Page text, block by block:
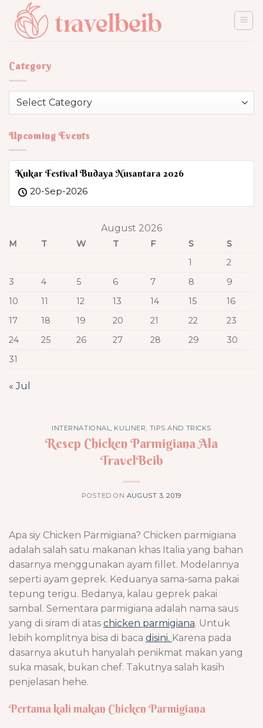
content
INTERNATIONAL, KULINER, TIPS AND TRICKS
Resep Chicken Parmigiana Ala
TravelBeib
POSTED ON AUGUST 3, 2019
Apa siy Chicken Parmigiana? Chicken parmigiana
adalah salah satu makanan khas Italia yang bahan
dasarnya menggunakan ayam fillet. Modelannya
seperti ayam geprek. Keduanya sama-sama pakai
tepung terigu. Bedanya, kalau geprek pakai
sambal. Sementara parmigiana adalah nama saus
yang di siram di atas chicken parmigiana. Untuk
lebih komplitnya bisa di baca disini. Karena pada
dasarnya akutuh hanyalah penikmat makan yang
suka masak, bukan chef. Takutnya salah kasih
penjelasan hehe.
Pertama kali makan Chicken Parmigiana
Category
Category
Upcoming Events
Kukar Festival Budaya Nusantara 2026
20-Sep-2026
August 2026
M T W T F S
S
1
2
3
4 5 6 7 8
9
10
11 12 13 14 15
16
17
18 19 20 21 22
23
24
25 26 27 28 29
30
31
« Jul